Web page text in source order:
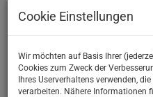
Cookie Einstellungen
Wir möchten auf Basis Ihrer
Cookies zum Zweck der
Ihres Userverhaltens verwenden,
verarbeiten. Nähere Informationen